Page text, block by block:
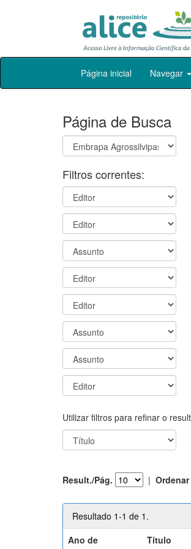
Skip
Página inicial Navegar
Página de Busca
Filtros correntes:
Utilizar filtros para refinar o
Result./Pág. |
Resultado 1-1 de 1.
Ano de
Título